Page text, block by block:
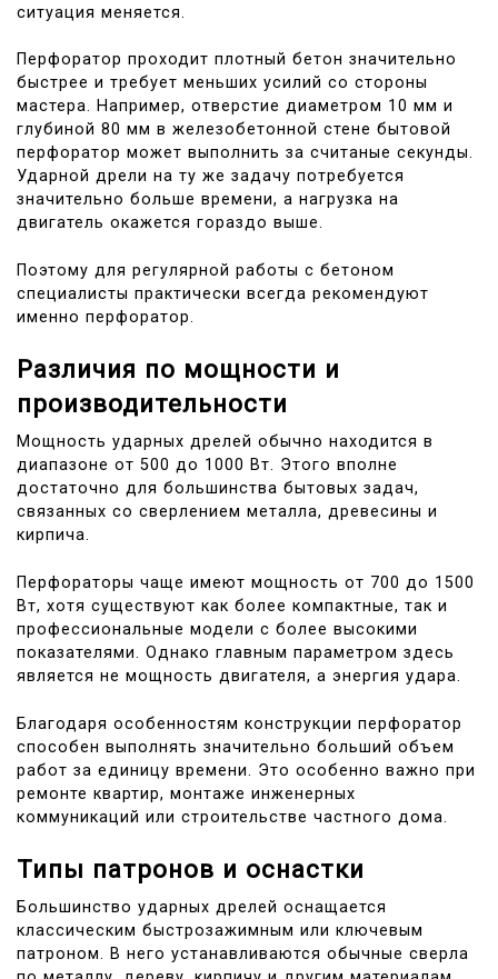
ситуация меняется.
Перфоратор проходит плотный бетон значительно
быстрее и требует меньших усилий со стороны
мастера. Например, отверстие диаметром 10 мм и
глубиной 80 мм в железобетонной стене бытовой
перфоратор может выполнить за считаные секунды.
Ударной дрели на ту же задачу потребуется
значительно больше времени, а нагрузка на
двигатель окажется гораздо выше.
Поэтому для регулярной работы с бетоном
специалисты практически всегда рекомендуют
именно перфоратор.
Различия по мощности и
производительности
Мощность ударных дрелей обычно находится в
диапазоне от 500 до 1000 Вт. Этого вполне
достаточно для большинства бытовых задач,
связанных со сверлением металла, древесины и
кирпича.
Перфораторы чаще имеют мощность от 700 до 1500
Вт, хотя существуют как более компактные, так и
профессиональные модели с более высокими
показателями. Однако главным параметром здесь
является не мощность двигателя, а энергия удара.
Благодаря особенностям конструкции перфоратор
способен выполнять значительно больший объем
работ за единицу времени. Это особенно важно при
ремонте квартир, монтаже инженерных
коммуникаций или строительстве частного дома.
Типы патронов и оснастки
Большинство ударных дрелей оснащается
классическим быстрозажимным или ключевым
патроном. В него устанавливаются обычные сверла